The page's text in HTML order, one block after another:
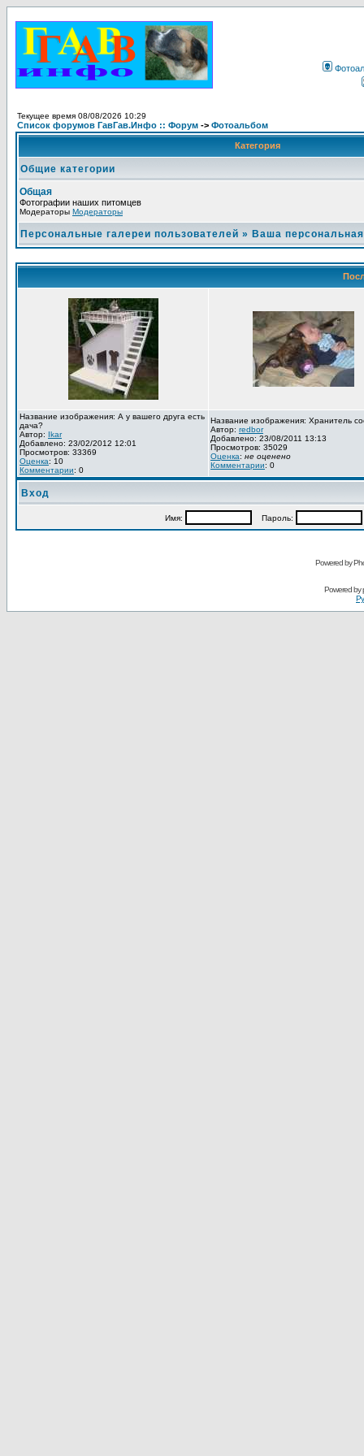
Текущее время 08/08/2026 10:29
Список форумов ГавГав.Инфо :: Форум -> Фотоальбом
Категория
Общие категории
Общая
Фотографии наших питомцев
Модераторы Модераторы
Персональные галереи пользователей » Ваша
Название изображения: А у вашего друга есть
дача?
Автор: Ikar
Добавлено: 23/02/2012 12:01
Просмотров: 33369
Оценка: 10
Комментарии: 0
Название изображения: Хранитель
Автор: redbor
Добавлено: 23/08/2011 13:13
Просмотров: 35029
Оценка: не оценено
Комментарии: 0
Вход
Имя: Пароль:
Powered by
Powered by